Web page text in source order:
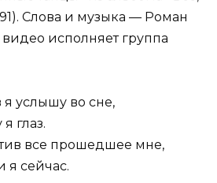
Слова и музыка — Роман
исполняет группа
услышу во сне,
глаз.
все пpошедшее мне,
я сейчас.